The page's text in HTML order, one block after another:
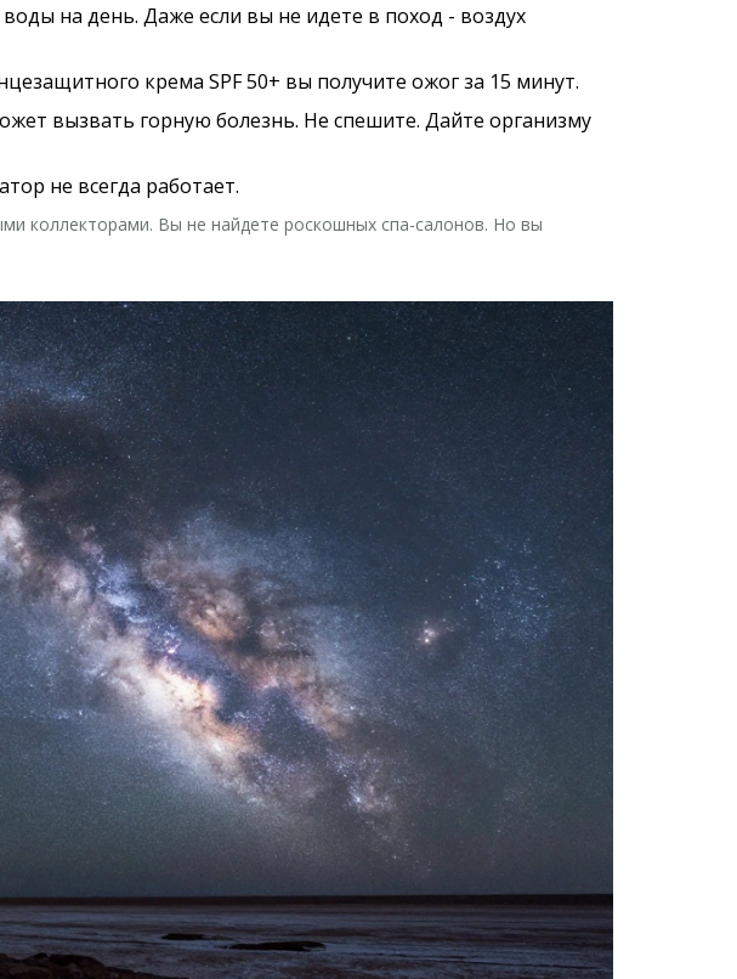
на день. Даже если вы не идете в поход - воздух
крема SPF 50+ вы получите ожог за 15 минут.
вызвать горную болезнь. Не спешите. Дайте организму
не всегда работает.
коллекторами. Вы не найдете роскошных спа-салонов. Но вы